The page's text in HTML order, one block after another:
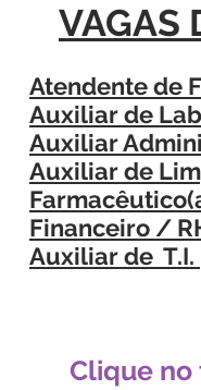
VAGAS
Atendente de
Auxiliar de
Auxiliar
Auxiliar de
Financeiro /
Auxiliar de T.I.
Clique no